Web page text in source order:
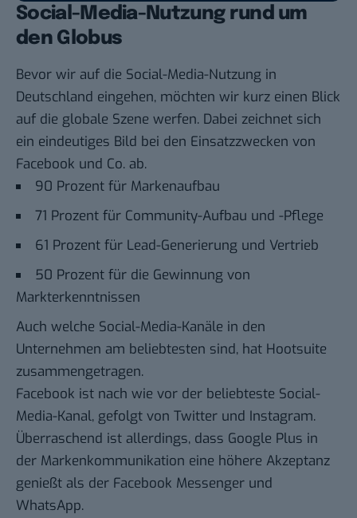
Social-Media-Nutzung rund um
den Globus
Bevor wir auf die Social-Media-Nutzung in
Deutschland eingehen, möchten wir kurz einen Blick
auf die globale Szene werfen. Dabei zeichnet sich
ein eindeutiges Bild bei den Einsatzzwecken von
Facebook und Co. ab.
90 Prozent für Markenaufbau
71 Prozent für Community-Aufbau und -Pflege
61 Prozent für Lead-Generierung und Vertrieb
50 Prozent für die Gewinnung von
Markterkenntnissen
Auch welche Social-Media-Kanäle in den
Unternehmen am beliebtesten sind, hat Hootsuite
zusammengetragen.
Facebook ist nach wie vor der beliebteste Social-
Media-Kanal, gefolgt von Twitter und Instagram.
Überraschend ist allerdings, dass Google Plus in
der Markenkommunikation eine höhere Akzeptanz
genießt als der Facebook Messenger und
WhatsApp.